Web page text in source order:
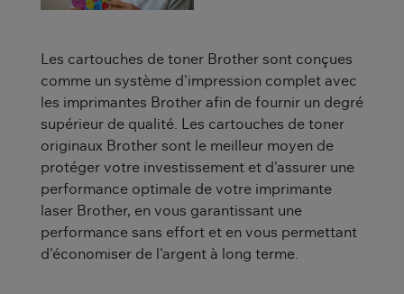
Les cartouches de toner Brother sont conçues
comme un système d'impression complet avec
les imprimantes Brother afin de fournir un degré
supérieur de qualité. Les cartouches de toner
originaux Brother sont le meilleur moyen de
protéger votre investissement et d'assurer une
performance optimale de votre imprimante
laser Brother, en vous garantissant une
performance sans effort et en vous permettant
d'économiser de l'argent à long terme.